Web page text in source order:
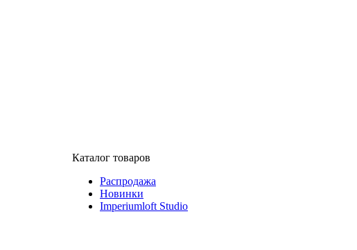
Каталог товаров
Распродажа
Новинки
Imperiumloft Studio